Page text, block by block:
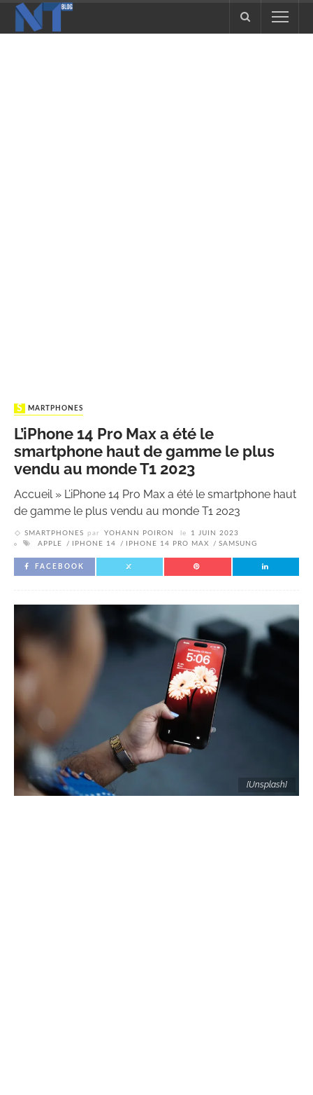
SMARTPHONES
L’iPhone 14 Pro Max a été le
smartphone haut de gamme le plus
vendu au monde T1 2023
Accueil» L’iPhone 14 Pro Max a été le smartphone haut
de gamme le plus vendu au monde T1 2023
SMARTPHONES par YOHANN POIRON le
1 JUIN 2023
APPLE
IPHONE 14 IPHONE 14 PRO MAX SAMSUNG
FACEBOOK
[Unsplash]